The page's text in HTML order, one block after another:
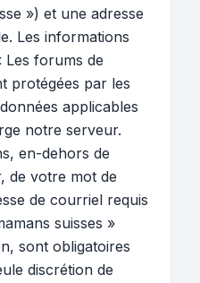
») et une adresse
Les informations
forums de
protégées par les
applicables
notre serveur.
en-dehors de
de votre mot de
de courriel requis
suisses »
sont obligatoires
discrétion de